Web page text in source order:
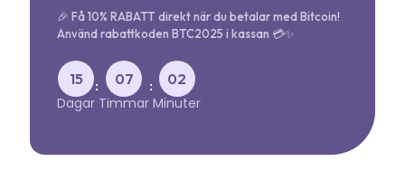
🎉 Få 10% RABATT direkt när du betalar med Bitcoin!
Använd rabattkoden BTC2025 i kassan 💳✨
15
Dagar
:
07
Timmar
:
02
Minuter